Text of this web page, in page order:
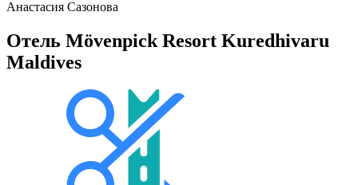
Анастасия Сазонова
Отель Mövenpick Resort Kuredhivaru
Maldives